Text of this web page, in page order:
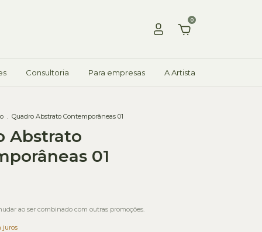
0
Consultoria Para empresas A Artista
. Quadro Abstrato Contemporâneas 01
Abstrato
01
ao ser combinado com outras promoções.
juros